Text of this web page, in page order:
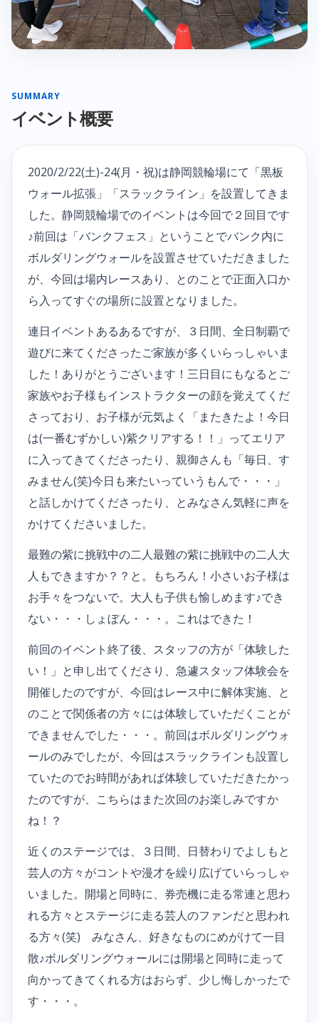
SUMMARY
イベント概要
2020/2/22(土)-24(月・祝)は静岡競輪場にて「黒板
ウォール拡張」「スラックライン」を設置してきま
した。静岡競輪場でのイベントは今回で２回目です
♪前回は「バンクフェス」ということでバンク内に
ボルダリングウォールを設置させていただきました
が、今回は場内レースあり、とのことで正面入口か
ら入ってすぐの場所に設置となりました。
連日イベントあるあるですが、３日間、全日制覇で
遊びに来てくださったご家族が多くいらっしゃいま
した！ありがとうございます！三日目にもなるとご
家族やお子様もインストラクターの顔を覚えてくだ
さっており、お子様が元気よく「またきたよ！今日
は(一番むずかしい)紫クリアする！！」ってエリア
に入ってきてくださったり、親御さんも「毎日、す
みません(笑)今日も来たいっていうもんで・・・」
と話しかけてくださったり、とみなさん気軽に声を
かけてくださいました。
最難の紫に挑戦中の二人最難の紫に挑戦中の二人大
人もできますか？？と。もちろん！小さいお子様は
お手々をつないで。大人も子供も愉しめます♪でき
ない・・・しょぼん・・・。これはできた！
前回のイベント終了後、スタッフの方が「体験した
い！」と申し出てくださり、急遽スタッフ体験会を
開催したのですが、今回はレース中に解体実施、と
のことで関係者の方々には体験していただくことが
できませんでした・・・。前回はボルダリングウォ
ールのみでしたが、今回はスラックラインも設置し
ていたのでお時間があれば体験していただきたかっ
たのですが、こちらはまた次回のお楽しみですか
ね！？
近くのステージでは、３日間、日替わりでよしもと
芸人の方々がコントや漫才を繰り広げていらっしゃ
いました。開場と同時に、券売機に走る常連と思わ
れる方々とステージに走る芸人のファンだと思われ
る方々(笑) みなさん、好きなものにめがけて一目
散♪ボルダリングウォールには開場と同時に走って
向かってきてくれる方はおらず、少し悔しかったで
す・・・。